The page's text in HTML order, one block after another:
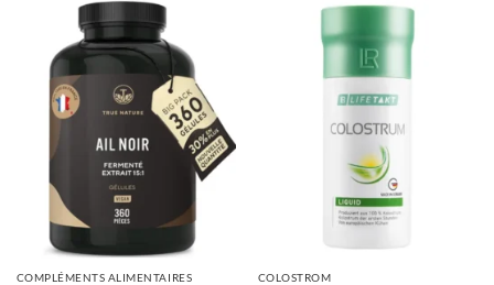
COMPLÉMENTS ALIMENTAIRES COLOSTROM